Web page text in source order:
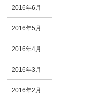
2016年6月
2016年5月
2016年4月
2016年3月
2016年2月